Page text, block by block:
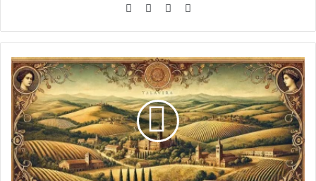
Siti
we
b
Fa
bo
ok
X
ra
m
E
l
a
c
a
d